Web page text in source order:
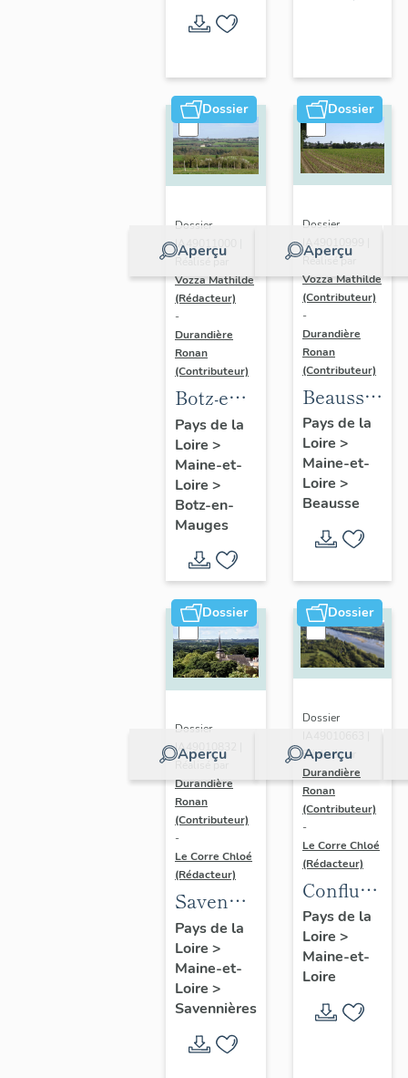
l'opération
Dossier
Aperçu
Dossier
IA49011000 |
Réalisé par
Vozza Mathilde
(Rédacteur)
-
Durandière
Ronan
(Contributeur)
Botz-en-
Mauges :
présentation
de la
commune
Pays de la
Loire >
Maine-et-
Loire >
Botz-en-
Mauges
Dossier
Aperçu
Dossier
IA49010999 |
Réalisé par
Vozza Mathilde
(Contributeur)
-
Durandière
Ronan
(Contributeur)
Beausse :
de la
commune
Pays de la
Loire >
Maine-et-
Loire >
Beausse
Dossier
Aperçu
Dossier
IA49010832 |
Réalisé par
Durandière
Ronan
(Contributeur)
-
Le Corre Chloé
(Rédacteur)
Savennières
:
présentation
de la
commune
Pays de la
Loire >
Maine-et-
Loire >
Savennières
Dossier
Aperçu
Dossier
Réalisé par
Durandière
Ronan
(Contributeur)
-
Le Corre Chloé
(Rédacteur)
Confluence
Maine-
Loire :
d'étude
Pays de la
Loire >
Maine-et-
Loire